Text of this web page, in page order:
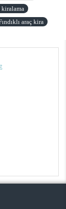
kiralama
araç kira